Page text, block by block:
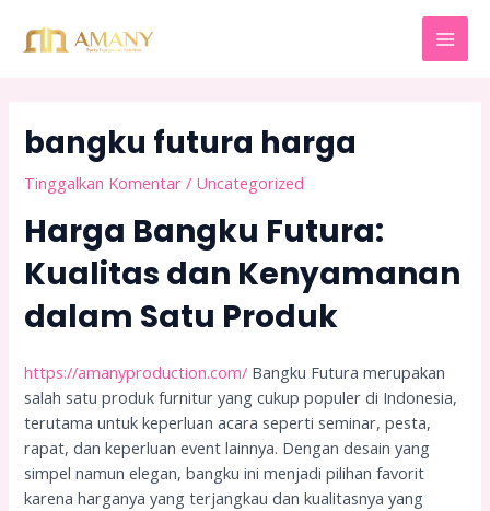
bangku futura harga
Tinggalkan Komentar / Uncategorized
Harga Bangku Futura:
Kualitas dan Kenyamanan
dalam Satu Produk
https://amanyproduction.com/ Bangku Futura merupakan
salah satu produk furnitur yang cukup populer di Indonesia,
terutama untuk keperluan acara seperti seminar, pesta,
rapat, dan keperluan event lainnya. Dengan desain yang
simpel namun elegan, bangku ini menjadi pilihan favorit
karena harganya yang terjangkau dan kualitasnya yang
navigation